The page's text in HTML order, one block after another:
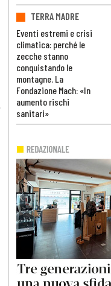
TERRA MADRE
Eventi estremi e crisi
climatica: perché le
zecche stanno
conquistando le
montagne. La
Fondazione Mach: «In
aumento rischi
sanitari»